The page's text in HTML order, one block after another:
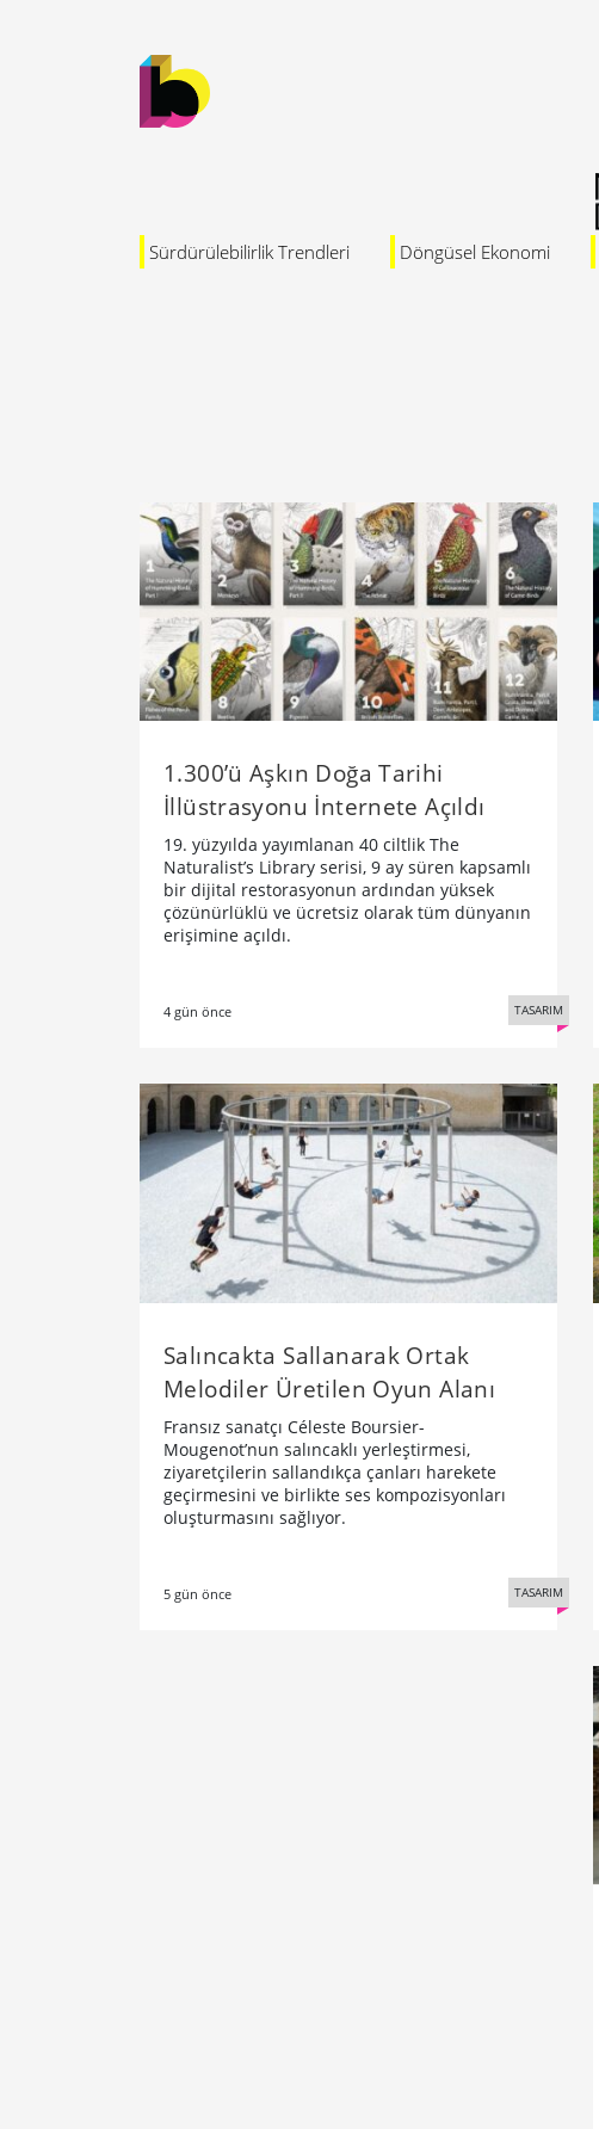
Sürdürülebilirlik Trendleri Döngüsel Ekonomi
1.300’ü Aşkın Doğa Tarihi
İllüstrasyonu İnternete Açıldı
19. yüzyılda yayımlanan 40 ciltlik The
Naturalist’s Library serisi, 9 ay süren kapsamlı
bir dijital restorasyonun ardından yüksek
çözünürlüklü ve ücretsiz olarak tüm dünyanın
erişimine açıldı.
4 gün önce TASARIM
Salıncakta Sallanarak Ortak
Melodiler Üretilen Oyun Alanı
Fransız sanatçı Céleste Boursier-
Mougenot’nun salıncaklı yerleştirmesi,
ziyaretçilerin sallandıkça çanları harekete
geçirmesini ve birlikte ses kompozisyonları
oluşturmasını sağlıyor.
5 gün önce TASARIM